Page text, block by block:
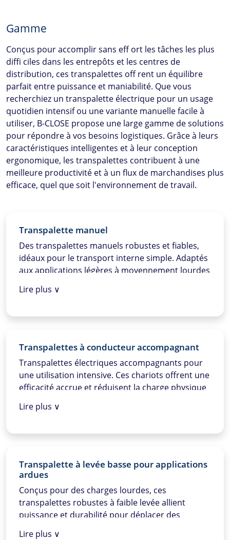
Gamme
Conçus pour accomplir sans eff ort les tâches les plus
diffi ciles dans les entrepôts et les centres de
distribution, ces transpalettes off rent un équilibre
parfait entre puissance et maniabilité. Que vous
recherchiez un transpalette électrique pour un usage
quotidien intensif ou une variante manuelle facile à
utiliser, B-CLOSE propose une large gamme de solutions
pour répondre à vos besoins logistiques. Grâce à leurs
caractéristiques intelligentes et à leur conception
ergonomique, les transpalettes contribuent à une
meilleure productivité et à un flux de marchandises plus
efficace, quel que soit l'environnement de travail.
Transpalette manuel
Des transpalettes manuels robustes et fiables,
idéaux pour le transport interne simple. Adaptés
aux applications légères à moyennement lourdes
Également connus sous le nom de tire-palette ou
Lire plus ∨
Transpalettes à conducteur accompagnant
Transpalettes électriques accompagnants pour
une utilisation intensive. Ces chariots offrent une
efficacité accrue et réduisent la charge physique
en entrepôt.
Lire plus ∨
Transpalette à levée basse pour applications
ardues
Conçus pour des charges lourdes, ces
transpalettes robustes à faible levée allient
puissance et durabilité pour déplacer des
Lire plus ∨